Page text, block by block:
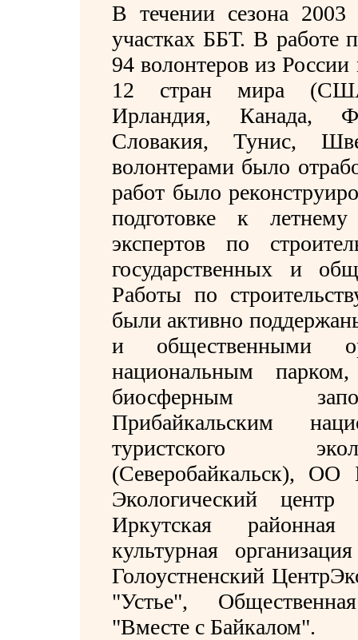
В течении сезона
участках ББТ. В работе
94 волонтеров из
12 стран мира (США,
Ирландия, Канада,
Словакия, Тунис,
волонтерами было
работ было
подготовке к
экспертов по
государственных и
Работы по
были активно
и общественными
национальным
биосферным
Прибайкальским
туристского
(Северобайкальск), ОО
Экологический центр
Иркутская районная
культурная
Голоустненский
"Устье",
"Вместе с Байкалом".